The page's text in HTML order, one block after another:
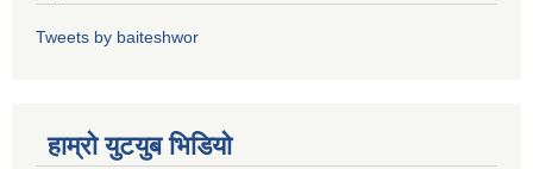
Tweets by baiteshwor
हाम्राे युटयुब भिडियाे